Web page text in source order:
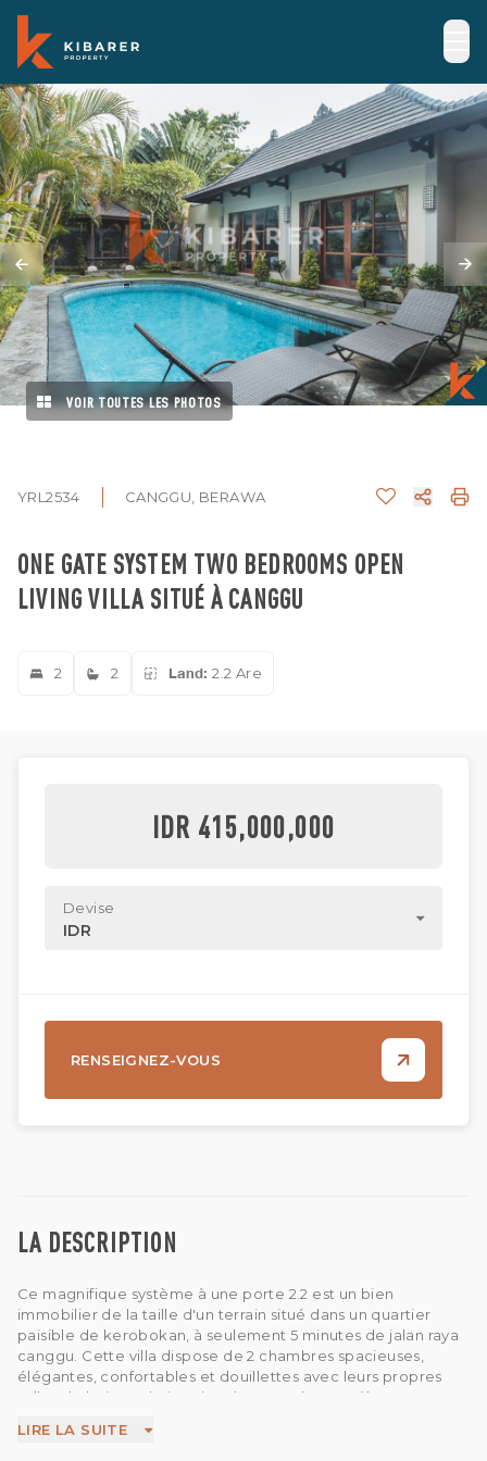
VOIR TOUTES LES PHOTOS
YRL2534 CANGGU, BERAWA
ONE GATE SYSTEM TWO BEDROOMS OPEN
LIVING VILLA SITUÉ À CANGGU
2 2 Land: 2.2 Are
LA DESCRIPTION
Ce magnifique système à une porte 2.2 est un bien
immobilier de la taille d'un terrain situé dans un quartier
paisible de kerobokan, à seulement 5 minutes de jalan raya
canggu. Cette villa dispose de 2 chambres spacieuses,
élégantes, confortables et douillettes avec leurs propres
salles de bains et baignoire chacune. Il est entièrement
un salon ouvert spacieux, une salle à manger spacieuse
LIRE LA SUITE
IDR 415,000,000
Devise
IDR
RENSEIGNEZ-VOUS